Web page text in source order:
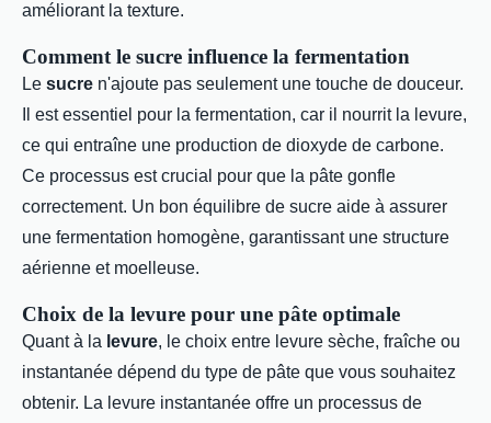
améliorant la texture.
Comment le sucre influence la fermentation
Le sucre n'ajoute pas seulement une touche de douceur.
Il est essentiel pour la fermentation, car il nourrit la levure,
ce qui entraîne une production de dioxyde de carbone.
Ce processus est crucial pour que la pâte gonfle
correctement. Un bon équilibre de sucre aide à assurer
une fermentation homogène, garantissant une structure
aérienne et moelleuse.
Choix de la levure pour une pâte optimale
Quant à la levure, le choix entre levure sèche, fraîche ou
instantanée dépend du type de pâte que vous souhaitez
obtenir. La levure instantanée offre un processus de